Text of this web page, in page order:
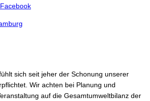
sich seit jeher der Schonung unserer
Wir achten bei Planung und
auf die Gesamtumweltbilanz der